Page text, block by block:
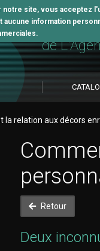
notre site, vous
aucune information
L'outil
de
la relation aux décors
Retour
Deux